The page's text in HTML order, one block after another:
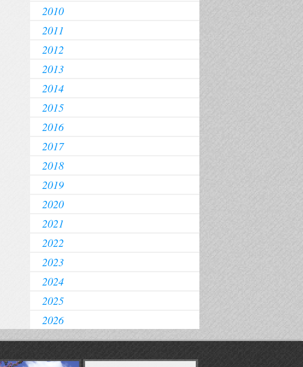
2010
2011
2012
2013
2014
2015
2016
2017
2018
2019
2020
2021
2022
2023
2024
2025
2026